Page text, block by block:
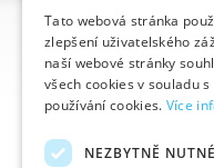
Informace
Úvodní strana
Kontakt
Mapa stránek
Obchodní
Tato webová stránka
zlepšení uživatelského
naší webové stránky
všech cookies v souladu
používání cookies. Více
NEZBYTNĚ